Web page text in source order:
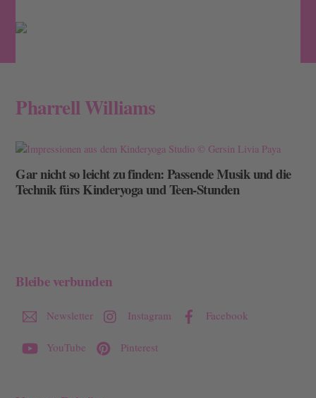
Pharrell Williams
Gar nicht so leicht zu finden: Passende Musik und die
Technik fürs Kinderyoga und Teen-Stunden
Bleibe verbunden
Newsletter Instagram Facebook
YouTube Pinterest